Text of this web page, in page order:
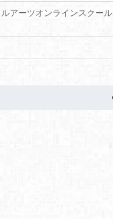
アーツオンラインスクール